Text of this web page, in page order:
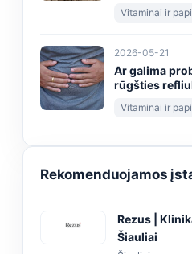
Vitaminai ir
2026-05-21
Ar galima
rūgšties
Vitaminai ir
Rekomenduojamos
Rezus |
Šiauliai